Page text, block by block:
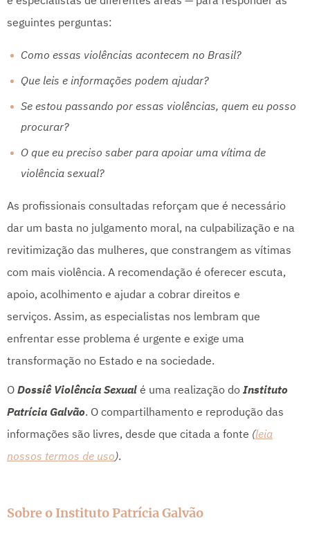
seguintes perguntas:
Como essas violências acontecem no Brasil?
Que leis e informações podem ajudar?
Se estou passando por essas violências, quem eu posso
procurar?
O que eu preciso saber para apoiar uma vítima de
violência sexual?
As profissionais consultadas reforçam que é necessário
dar um basta no julgamento moral, na culpabilização e na
revitimização das mulheres, que constrangem as vítimas
com mais violência. A recomendação é oferecer escuta,
apoio, acolhimento e ajudar a cobrar direitos e
serviços. Assim, as especialistas nos lembram que
enfrentar esse problema é urgente e exige uma
transformação no Estado e na sociedade.
O Dossiê Violência Sexual é uma realização do Instituto
Patrícia Galvão. O compartilhamento e reprodução das
informações são livres, desde que citada a fonte (leia
nossos termos de uso).
Sobre o Instituto Patrícia Galvão
Apague o seu histórico do navegador
Selecione abaixo o navegador que está utilizando
Nosso banco de fontes está ainda
mais completo!
E agora temos um site específico para busca de
Dados e Fontes. Gostaria de visitá-lo? Basta
confirmar abaixo!
Ir para Dados & Fontes